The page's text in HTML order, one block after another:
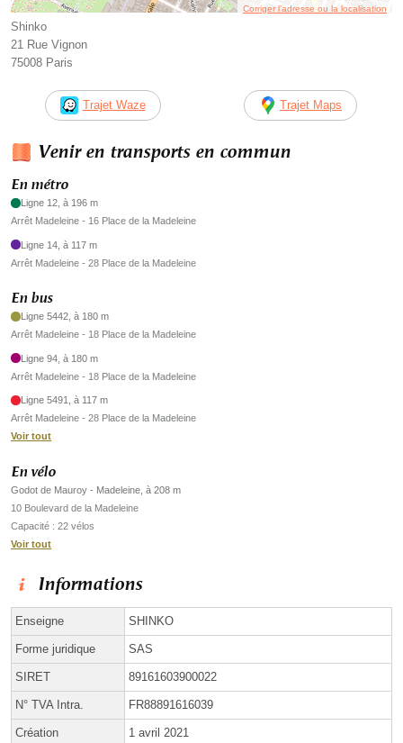
Corriger l’adresse ou la localisation
Shinko
21 Rue Vignon
75008 Paris
Trajet Waze Trajet Maps
Venir en transports en commun
En métro
Ligne 12, à 196 m
Arrêt Madeleine - 16 Place de la Madeleine
Ligne 14, à 117 m
Arrêt Madeleine - 28 Place de la Madeleine
En bus
Ligne 5442, à 180 m
Arrêt Madeleine - 18 Place de la Madeleine
Ligne 94, à 180 m
Arrêt Madeleine - 18 Place de la Madeleine
Ligne 5491, à 117 m
Arrêt Madeleine - 28 Place de la Madeleine
Voir tout
En vélo
Godot de Mauroy - Madeleine, à 208 m
10 Boulevard de la Madeleine
Capacité : 22 vélos
Voir tout
Informations
Enseigne SHINKO
Forme juridique SAS
SIRET 89161603900022
N° TVA Intra. FR88891616039
Création 1 avril 2021